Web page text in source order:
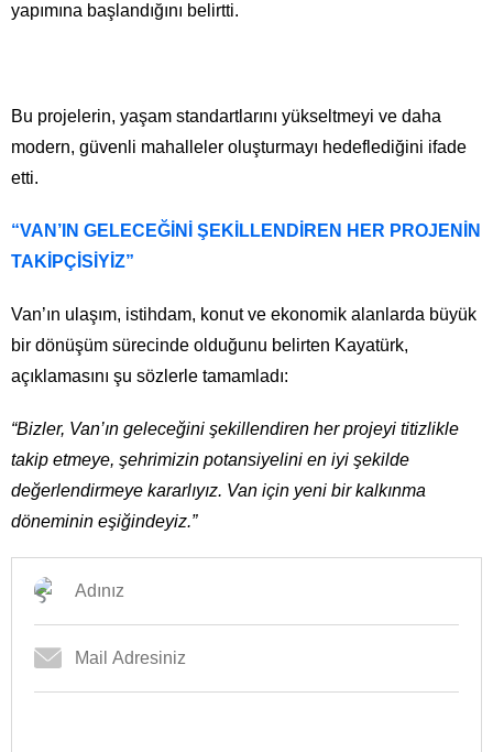
yapımına başlandığını belirtti.
Bu projelerin, yaşam standartlarını yükseltmeyi ve daha
modern, güvenli mahalleler oluşturmayı hedeflediğini ifade
etti.
“VAN’IN GELECEĞİNİ ŞEKİLLENDİREN HER PROJENİN
TAKİPÇİSİYİZ”
Van’ın ulaşım, istihdam, konut ve ekonomik alanlarda büyük
bir dönüşüm sürecinde olduğunu belirten Kayatürk,
açıklamasını şu sözlerle tamamladı:
“Bizler, Van’ın geleceğini şekillendiren her projeyi titizlikle
takip etmeye, şehrimizin potansiyelini en iyi şekilde
değerlendirmeye kararlıyız. Van için yeni bir kalkınma
döneminin eşiğindeyiz.”